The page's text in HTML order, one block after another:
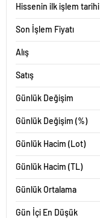
Hissenin ilk işlem tarihi
Son İşlem Fiyatı
Alış
Satış
Günlük Değişim
Günlük Değişim (%)
Günlük Hacim (Lot)
Günlük Hacim (TL)
Günlük Ortalama
Gün İçi En Düşük